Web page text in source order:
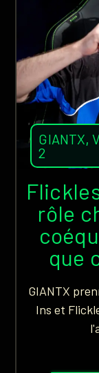
GIANTX,
2
rôle
que
GIANTX
Ins et